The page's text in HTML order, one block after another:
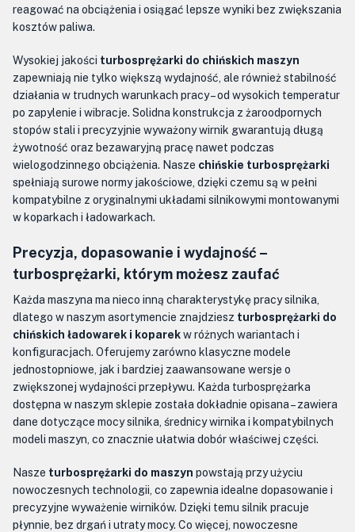
reagować na obciążenia i osiągać lepsze wyniki bez zwiększania
kosztów paliwa.
Wysokiej jakości turbosprężarki do chińskich maszyn
zapewniają nie tylko większą wydajność, ale również stabilność
działania w trudnych warunkach pracy – od wysokich temperatur
po zapylenie i wibracje. Solidna konstrukcja z żaroodpornych
stopów stali i precyzyjnie wyważony wirnik gwarantują długą
żywotność oraz bezawaryjną pracę nawet podczas
wielogodzinnego obciążenia. Nasze chińskie turbosprężarki
spełniają surowe normy jakościowe, dzięki czemu są w pełni
kompatybilne z oryginalnymi układami silnikowymi montowanymi
w koparkach i ładowarkach.
Precyzja, dopasowanie i wydajność –
turbosprężarki, którym możesz zaufać
Każda maszyna ma nieco inną charakterystykę pracy silnika,
dlatego w naszym asortymencie znajdziesz turbosprężarki do
chińskich ładowarek i koparekw różnych wariantach i
konfiguracjach. Oferujemy zarówno klasyczne modele
jednostopniowe, jak i bardziej zaawansowane wersje o
zwiększonej wydajności przepływu. Każda turbosprężarka
dostępna w naszym sklepie została dokładnie opisana – zawiera
dane dotyczące mocy silnika, średnicy wirnika i kompatybilnych
modeli maszyn, co znacznie ułatwia dobór właściwej części.
Nasze turbosprężarki do maszyn powstają przy użyciu
nowoczesnych technologii, co zapewnia idealne dopasowanie i
precyzyjne wyważenie wirników. Dzięki temu silnik pracuje
płynnie, bez drgań i utraty mocy. Co więcej, nowoczesne